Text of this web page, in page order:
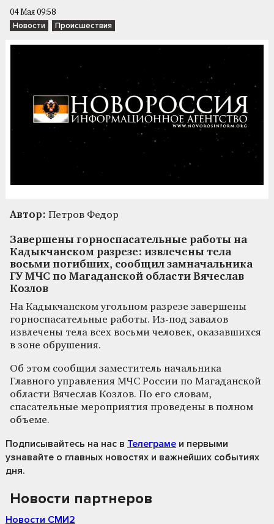
04 Мая 09:58
Новости Происшествия
Автор: Петров Федор
Завершены горноспасательные работы на
Кадыкчанском разрезе: извлечены тела
восьми погибших, сообщил замначальника
ГУ МЧС по Магаданской области Вячеслав
Козлов
На Кадыкчанском угольном разрезе завершены
горноспасательные работы. Из-под завалов
извлечены тела всех восьми человек, оказавшихся
в зоне обрушения.
Об этом сообщил заместитель начальника
Главного управления МЧС России по Магаданской
области Вячеслав Козлов. По его словам,
спасательные мероприятия проведены в полном
объеме.
Подписывайтесь на нас в Телеграме и первыми
узнавайте о главных новостях и важнейших событиях
дня.
Новости партнеров
Новости СМИ2